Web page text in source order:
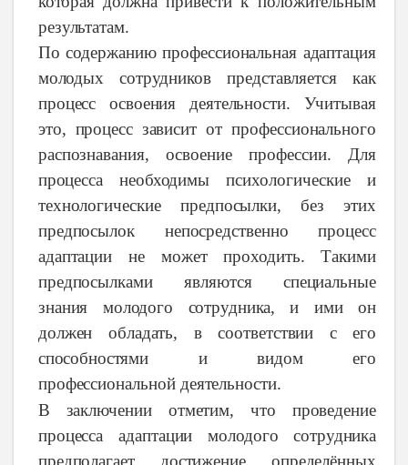
результатам.
По содержанию профессиональная адаптация
молодых
сотрудников представляется как
процесс
освоения деятельности.
Учитывая
это, процесс зависит отпрофессионального
распознавания,
освоение профессии. Для
процесса
необходимы психологическиеи
технологические
предпосылки, без
этих
предпосылок
непосредственно
процесс
адаптации не может проходить.
Такими
предпосылками
являются
специальные
знания
молодого сотрудника, и имион
должен
обладать, всоответствии сего
способностями ивидом
его
профессиональной деятельности.
В заключении отметим, что проведение
процесса
адаптации молодого
сотрудника
предполагает
достижение
определённых